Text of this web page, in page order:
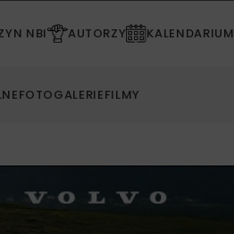
NBI AUTORZY KALENDARIUM
FOTOGALERIEFILMY